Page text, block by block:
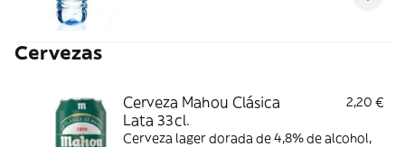
Cervezas
Cerveza Mahou Clásica
Lata 33cl.
2,20 €
Cerveza lager dorada de 4,8% de alcohol,